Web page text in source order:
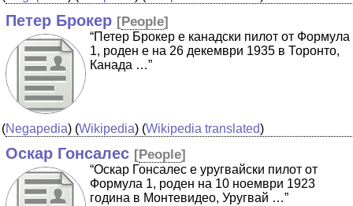
Петер Брокер [People]
“Петер Брокер е канадски пилот от Формула
1, роден е на 26 декември 1935 в Торонто,
Канада …”
(Negapedia) (Wikipedia) (Wikipedia translated)
Оскар Гонсалес [People]
“Оскар Гонсалес е уругвайски пилот от
Формула 1, роден на 10 ноември 1923
година в Монтевидео, Уругвай …”